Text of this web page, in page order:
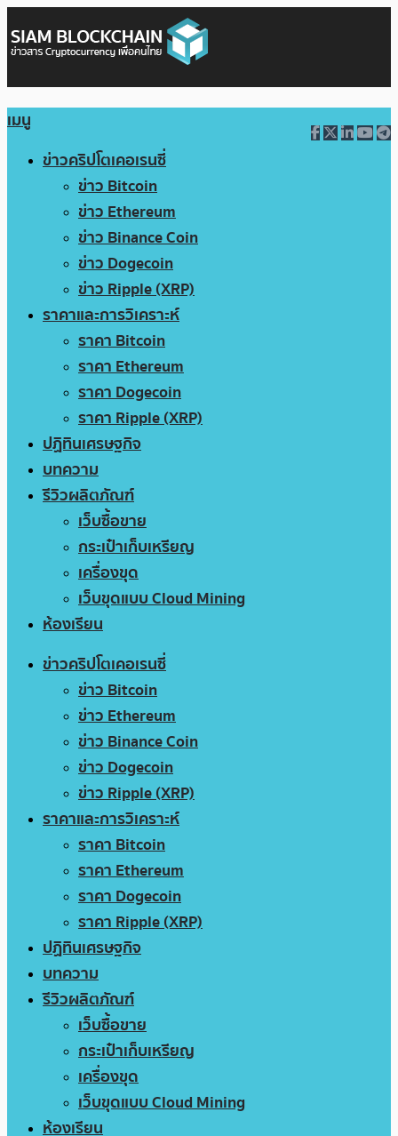
เมนู
ข่าวคริปโตเคอเรนซี่
ข่าว Bitcoin
ข่าว Ethereum
ข่าว Binance Coin
ข่าว Dogecoin
ข่าว Ripple (XRP)
ราคาและการวิเคราะห์
ราคา Bitcoin
ราคา Ethereum
ราคา Dogecoin
ราคา Ripple (XRP)
ปฏิทินเศรษฐกิจ
บทความ
รีวิวผลิตภัณฑ์
เว็บซื้อขาย
กระเป๋าเก็บเหรียญ
เครื่องขุด
เว็บขุดแบบ Cloud Mining
ห้องเรียน
ข่าวคริปโตเคอเรนซี่
ข่าว Bitcoin
ข่าว Ethereum
ข่าว Binance Coin
ข่าว Dogecoin
ข่าว Ripple (XRP)
ราคาและการวิเคราะห์
ราคา Bitcoin
ราคา Ethereum
ราคา Dogecoin
ราคา Ripple (XRP)
ปฏิทินเศรษฐกิจ
บทความ
รีวิวผลิตภัณฑ์
เว็บซื้อขาย
กระเป๋าเก็บเหรียญ
เครื่องขุด
เว็บขุดแบบ Cloud Mining
ห้องเรียน